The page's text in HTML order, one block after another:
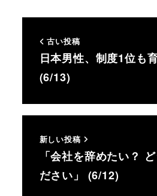
古い投稿
日本男性、制度1位も
(6/13)
新しい投稿
「会社を辞めたい？
ださい」 (6/12)